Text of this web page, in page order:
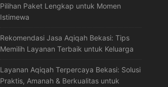
Pilihan Paket Lengkap untuk Momen
Istimewa
Rekomendasi Jasa Aqiqah Bekasi: Tips
Memilih Layanan Terbaik untuk Keluarga
Layanan Aqiqah Terpercaya Bekasi: Solusi
Praktis, Amanah & Berkualitas untuk